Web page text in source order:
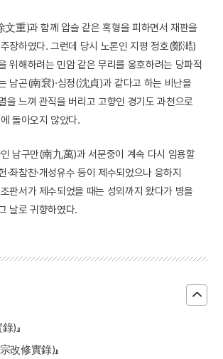
文重)과 함께 압슬 같은 혹형을 피하면서 재판을
장하였다. 그런데 당시 노론인 지평 정호(鄭澔)
위해하려는 민암 같은 무리를 옹호하려는 당파적
남곤(南袞)·심정(沈貞)과 같다고 하는 비난을
을 느껴 관직을 버리고 고향인 경기도 과천으로
돌아오지 않았다.
남구만(南九萬)과 서문중이 계속 다시 임용할
·좌참찬·개성유수 등이 제수되었으나 응하지
판서가 제수되었을 때는 성외까지 왔다가 병을
날로 귀향하였다.
)』
改修實錄)』